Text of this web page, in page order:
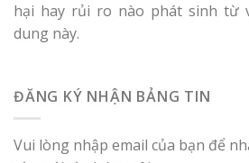
hại hay rủi ro nào phát sinh từ
dung này.
ĐĂNG KÝ NHẬN BẢNG TIN
Vui lòng nhập email của bạn để